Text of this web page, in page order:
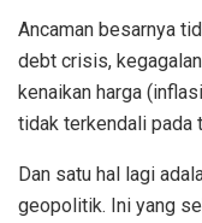
Ancaman besarnya
debt crisis,
kenaikan harga
tidak terkendali pada
Dan satu hal lagi
geopolitik. Ini yang